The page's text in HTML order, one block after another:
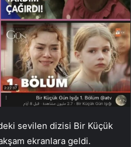
sevilen dizisi Bir Küçük
ekranlara geldi.